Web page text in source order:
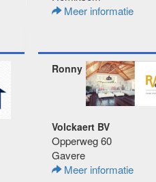
Meer informatie
Ronny
Volckaert BV
Opperweg 60
Gavere
Meer informatie